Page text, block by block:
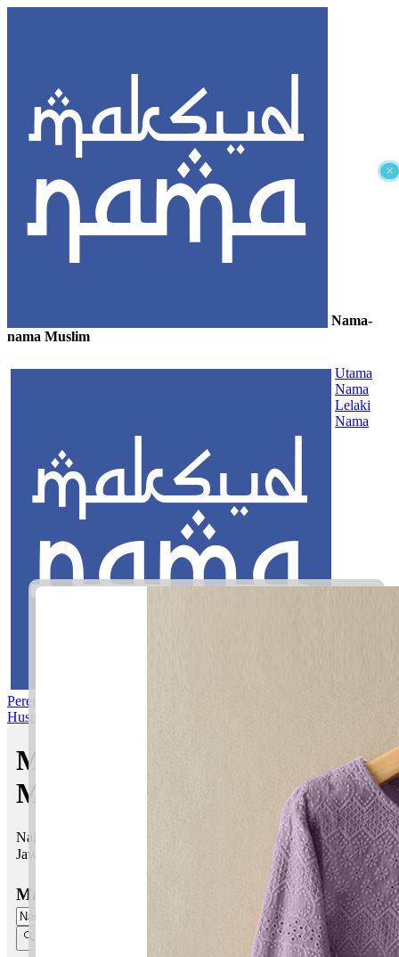
×
Nama-
nama Muslim
Utama
Nama
Lelaki
Nama
Perempuan
Husna
Maksud nama Naim Syareef |
Maksud Nama dalam Islam
Naim Syareef bermaksud Kesenangan, kenikmatan; Mulia
Jawi:
Masukkan Nama: